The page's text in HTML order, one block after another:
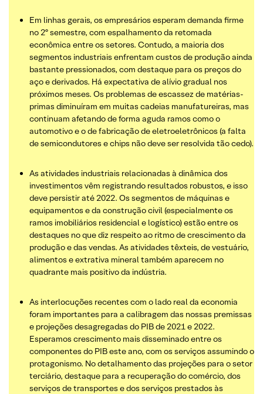
Em linhas gerais, os empresários esperam demanda firme
no 2º semestre, com espalhamento da retomada
econômica entre os setores. Contudo, a maioria dos
segmentos industriais enfrentam custos de produção ainda
bastante pressionados, com destaque para os preços do
aço e derivados. Há expectativa de alívio gradual nos
próximos meses. Os problemas de escassez de matérias-
primas diminuíram em muitas cadeias manufatureiras, mas
continuam afetando de forma aguda ramos como o
automotivo e o de fabricação de eletroeletrônicos (a falta
de semicondutores e chips não deve ser resolvida tão cedo).
As atividades industriais relacionadas à dinâmica dos
investimentos vêm registrando resultados robustos, e isso
deve persistir até 2022. Os segmentos de máquinas e
equipamentos e da construção civil (especialmente os
ramos imobiliários residencial e logístico) estão entre os
destaques no que diz respeito ao ritmo de crescimento da
produção e das vendas. As atividades têxteis, de vestuário,
alimentos e extrativa mineral também aparecem no
quadrante mais positivo da indústria.
As interlocuções recentes com o lado real da economia
foram importantes para a calibragem das nossas premissas
e projeções desagregadas do PIB de 2021 e 2022.
Esperamos crescimento mais disseminado entre os
componentes do PIB este ano, com os serviços assumindo o
protagonismo. No detalhamento das projeções para o setor
terciário, destaque para a recuperação do comércio, dos
serviços de transportes e dos serviços prestados às